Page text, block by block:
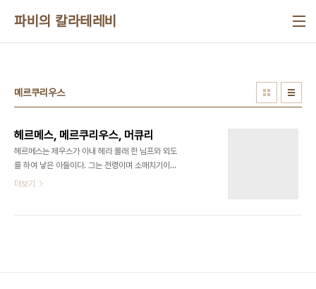
파비의 칼라테레비
메르쿠리우스
헤르메스, 메르쿠리우스, 머큐리
헤르메스는 제우스가 아내 헤라 몰래 한 님프와 외도
를 하여 낳은 아들이다. 그는 전령이며 소매치기이며
재담꾼이며 거짓말쟁이이며 발 빠른 여행자이다. 그
더보기